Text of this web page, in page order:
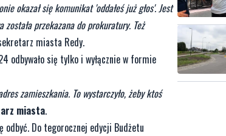
okazał się komunikat 'oddałeś już głos'. Jest
przekazana do prokuratury. Też
miasta Redy.
odbywało się tylko i wyłącznie w formie
zamieszkania. To wystarczyło, żeby ktoś
miasta.
Do tegorocznej edycji Budżetu